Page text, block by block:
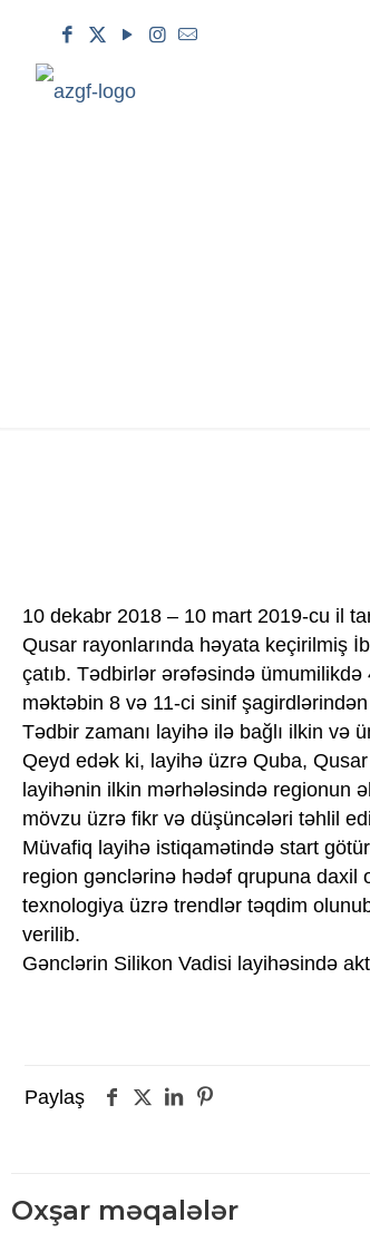
10 dekabr 2018 – 10 mart 2019-cu il
Qusar rayonlarında həyata keçirilmiş
çatıb. Tədbirlər ərəfəsində
məktəbin 8 və 11-ci sinif
Tədbir zamanı layihə ilə bağlı ilkin və
Qeyd edək ki, layihə üzrə Quba,
layihənin ilkin mərhələsində regionun
mövzu üzrə fikr və düşüncələri təhlil
Müvafiq layihə istiqamətində start
region gənclərinə hədəf qrupuna daxil
texnologiya üzrə trendlər təqdim
verilib.
Gənclərin Silikon Vadisi layihəsində
Paylaş
Oxşar məqalələr